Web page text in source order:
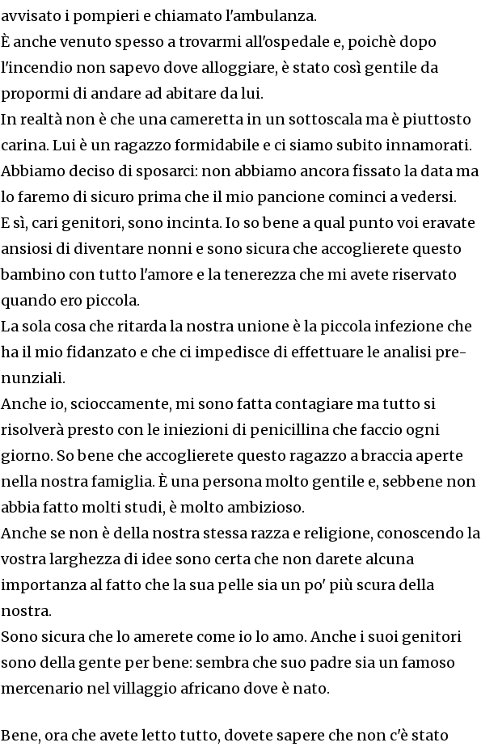
avvisato i pompieri e chiamato l'ambulanza.
È anche venuto spesso a trovarmi all'ospedale e, poichè dopo
l'incendio non sapevo dove alloggiare, è stato così gentile da
propormi di andare ad abitare da lui.
In realtà non è che una cameretta in un sottoscala ma è piuttosto
carina. Lui è un ragazzo formidabile e ci siamo subito innamorati.
Abbiamo deciso di sposarci: non abbiamo ancora fissato la data ma
lo faremo di sicuro prima che il mio pancione cominci a vedersi.
E sì, cari genitori, sono incinta. Io so bene a qual punto voi eravate
ansiosi di diventare nonni e sono sicura che accoglierete questo
bambino con tutto l'amore e la tenerezza che mi avete riservato
quando ero piccola.
La sola cosa che ritarda la nostra unione è la piccola infezione che
ha il mio fidanzato e che ci impedisce di effettuare le analisi pre-
nunziali.
Anche io, scioccamente, mi sono fatta contagiare ma tutto si
risolverà presto con le iniezioni di penicillina che faccio ogni
giorno. So bene che accoglierete questo ragazzo a braccia aperte
nella nostra famiglia. È una persona molto gentile e, sebbene non
abbia fatto molti studi, è molto ambizioso.
Anche se non è della nostra stessa razza e religione, conoscendo la
vostra larghezza di idee sono certa che non darete alcuna
importanza al fatto che la sua pelle sia un po' più scura della
nostra.
Sono sicura che lo amerete come io lo amo. Anche i suoi genitori
sono della gente per bene: sembra che suo padre sia un famoso
mercenario nel villaggio africano dove è nato.
Bene, ora che avete letto tutto, dovete sapere che non c'è stato